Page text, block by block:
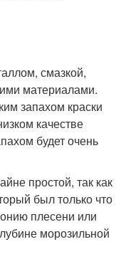
смазкой,
материалами.
запахом краски
качестве
будет очень
простой, так как
был только что
плесени или
морозильной